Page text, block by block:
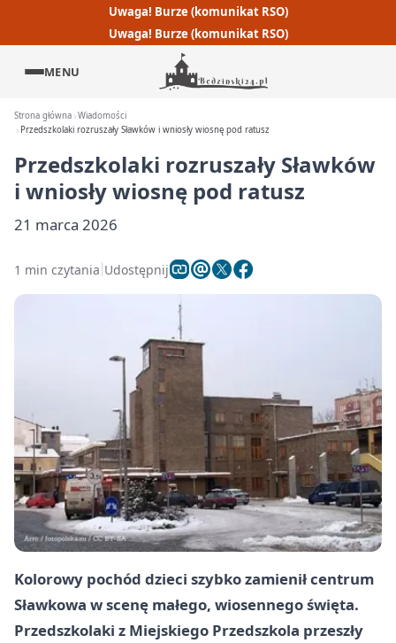
Uwaga! Burze (komunikat RSO)
Uwaga! Burze (komunikat RSO)
MENU
Strona główna Wiadomości
Przedszkolaki rozruszały Sławków i wniosły wiosnę pod ratusz
Przedszkolaki rozruszały Sławków
i wniosły wiosnę pod ratusz
21 marca 2026
1 min czytania Udostępnij
Kolorowy pochód dzieci szybko zamienił centrum
Sławkowa w scenę małego, wiosennego święta.
Przedszkolaki z Miejskiego Przedszkola przeszły